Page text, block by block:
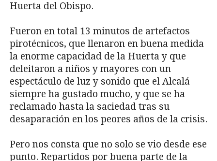
Huerta del Obispo.
Fueron en total 13 minutos de artefactos
pirotécnicos, que llenaron en buena medida
la enorme capacidad de la Huerta y que
deleitaron a niños y mayores con un
espectáculo de luz y sonido que el Alcalá
siempre ha gustado mucho, y que se ha
reclamado hasta la saciedad tras su
desaparación en los peores años de la crisis.
Pero nos consta que no solo se vio desde ese
punto. Repartidos por buena parte de la